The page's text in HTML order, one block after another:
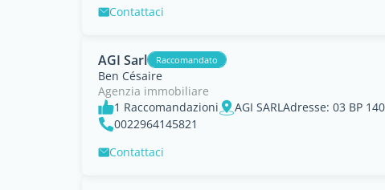
Contattaci
AGI Sarl Raccomandato
Ben Césaire
Agenzia immobiliare
1 Raccomandazioni
0022964145821
Contattaci